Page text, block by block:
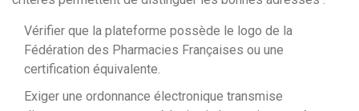
Vérifier que la plateforme possède le logo de la
Fédération des Pharmacies Françaises ou une
certification équivalente.
Exiger une ordonnance électronique transmise